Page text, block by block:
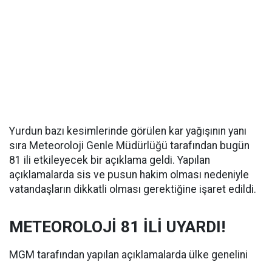
Yurdun bazı kesimlerinde görülen kar yağışının yanı
sıra Meteoroloji Genle Müdürlüğü tarafından bugün
81 ili etkileyecek bir açıklama geldi. Yapılan
açıklamalarda sis ve pusun hakim olması nedeniyle
vatandaşların dikkatli olması gerektiğine işaret edildi.
METEOROLOJİ 81 İLİ UYARDI!
MGM tarafından yapılan açıklamalarda ülke genelini